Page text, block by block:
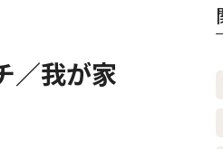
／我が家